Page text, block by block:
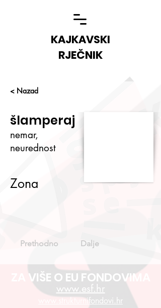
KAJKAVSKI
RJEČNIK
< Nazad
šlamperaj
nemar,
neurednost
Zona
Prethodno Dalje
ZA VIŠE O EU FONDOVIMA
www.esf.hr
www.strukturnifondovi.hr